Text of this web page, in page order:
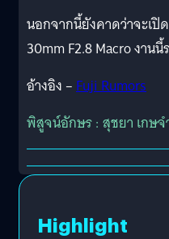
นอกจากนี้ยังคาดว่าจะเปิ
30mm F2.8 Macro งาน
อ้างอิง –Fuji Rumors
พิสูจน์อักษร : สุชยา เกษจ
Highlight